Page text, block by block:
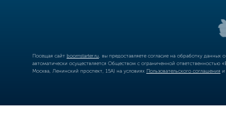
Посещая сайт boomstarter.ru , вы предоставляете согласие на обработку
автоматически осуществляется Обществом с ограниченной
Москва, Ленинский проспект, 15А) на условиях Пользовательского соглашения и